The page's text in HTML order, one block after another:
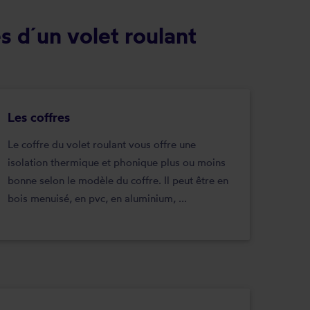
d´un volet roulant
Les coffres
Le coffre du volet roulant vous offre une
isolation thermique et phonique plus ou moins
bonne selon le modèle du coffre. Il peut être en
bois menuisé, en pvc, en aluminium, ...